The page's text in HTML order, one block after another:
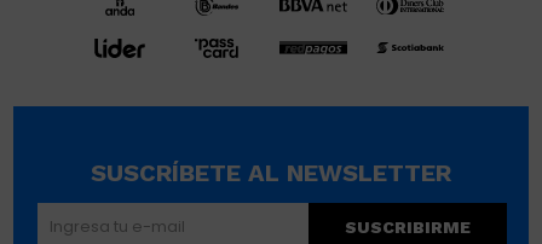
SUSCRÍBETE AL NEWSLETTER
SUSCRIBIRME